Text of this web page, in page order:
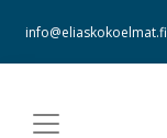
info@eliaskokoelmat.fi